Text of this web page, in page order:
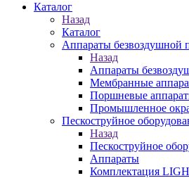
Каталог
Назад
Каталог
Аппараты безвоздушной
Назад
Аппараты
Мембранные
Поршневые
Промышленное
Пескоструйное
Назад
Пескоструйное
Аппараты
Комплектация